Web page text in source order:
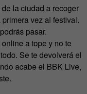
la ciudad a recoger
vez al festival.
pasar.
a tope y no te
Se te devolverá el
acabe el BBK Live,